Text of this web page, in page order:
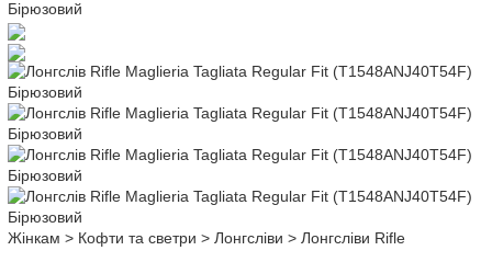
Жінкам > Кофти та светри >Лонгсліви >Лонгсліви Rifle